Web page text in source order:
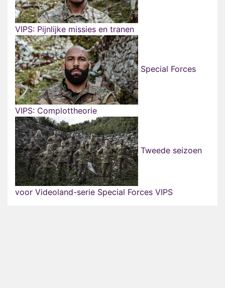
VIPS: Pijnlijke missies en tranen
Special Forces
VIPS: Complottheorie
Tweede seizoen
voor Videoland-serie Special Forces VIPS